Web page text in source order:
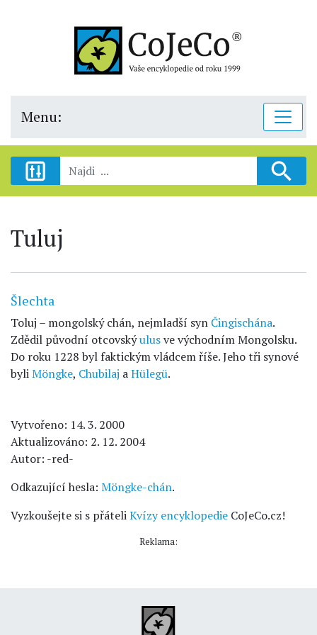
Menu:
Tuluj
Šlechta
Toluj – mongolský chán, nejmladší synČingischána.
Zdědil původní otcovskýulusve východním Mongolsku.
Do roku 1228 byl faktickým vládcem říše. Jeho tři synové
byliMöngke, Chubilaj aHülegü.
Vytvořeno: 14. 3. 2000
Aktualizováno: 2. 12. 2004
Autor: -red-
Odkazující hesla: Möngke-chán.
Vyzkoušejte si s přáteliKvízy encyklopedie CoJeCo.cz!
Reklama: